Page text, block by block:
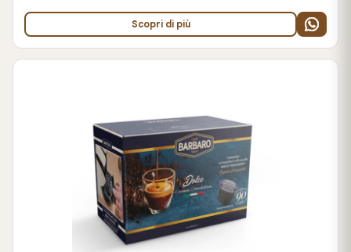
Scopri di più